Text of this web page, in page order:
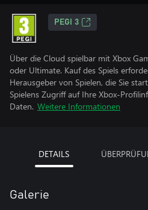
PEGI 3
Über die Cloud spielbar mit Xbox
oder Ultimate. Kauf des Spiels
Herausgeber von Spielen, die Sie
Spielens Zugriff auf Ihre Xbox-
Daten. Weitere Informationen
DETAILS
Galerie